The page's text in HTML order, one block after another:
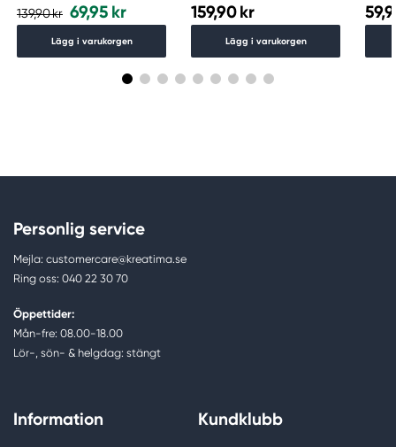
139,90 kr 69,95 kr
Lägg i varukorgen
159,90 kr
Lägg i varukorgen
Personlig service
Mejla: customercare@kreatima.se
Ring oss: 040 22 30 70
Öppettider:
Mån-fre: 08.00-18.00
Lör-, sön- & helgdag: stängt
Information Kundklubb